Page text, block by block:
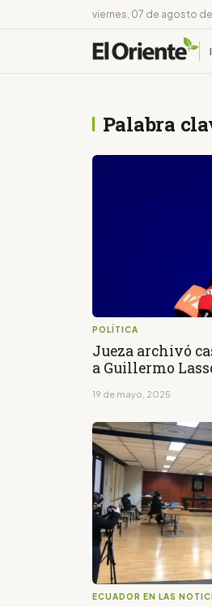
viernes, 07 de agosto
Palabra
POLÍTICA
Jueza archivó
a Guillermo
19 de mayo, 2025
ECUADOR EN LAS